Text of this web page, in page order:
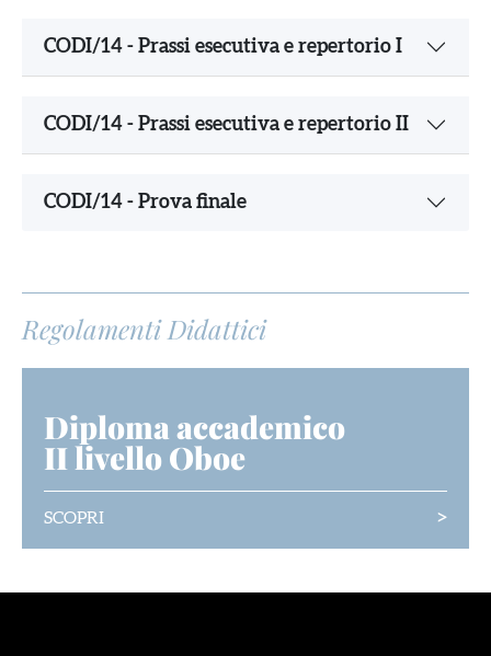
CODI/14 - Prassi esecutiva e repertorio I
CODI/14 - Prassi esecutiva e repertorio II
CODI/14 - Prova finale
Regolamenti Didattici
Diploma accademico
II livello Oboe
SCOPRI >